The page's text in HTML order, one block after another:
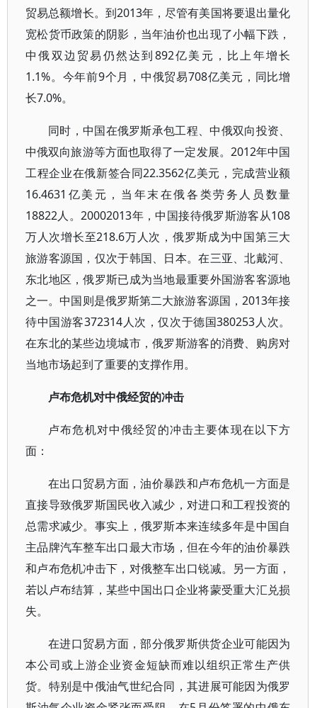
贸易总额增长。到2013年，尽管有美国将要退出量化
宽松货币政策的阴影，当年油价也出现了小幅下跌，
中俄双边贸易仍然达到892亿美元，比上年增长
1.1%。今年前9个月，中俄贸易708亿美元，同比增
长7.0%。
同时，中国在俄罗斯承包工程、中俄双向投资、
中俄双向旅游等方面也取得了一定发展。2012年中国
工程企业在俄新签合同22.3562亿美元，完成营业额
16.4631亿美元，当年末在俄各类劳务人员数量
18822人。20002013年，中国接待俄罗斯游客从108
万人次增长至218.6万人次，俄罗斯成为中国第三大
旅游客源国，仅次于韩国、日本。在三亚、北戴河、
东北地区，俄罗斯已成为当地最重要外国游客客源地
之一。中国则是俄罗斯第二大旅游客源国，2013年接
待中国游客372314人次，仅次于德国380253人次。
在东北的某些边境城市，俄罗斯游客的消费、购房对
当地市场起到了重要的支撑作用。
卢布危机对中俄经贸的冲击
卢布危机对中俄经贸的冲击主要体现在以下方
面：
在出口贸易方面，油价暴跌和卢布危机一方面是
直接导致俄罗斯国民收入减少，对进口和工程投资的
总需求减少。事实上，俄罗斯本来连续多年是中国自
主品牌汽车整车出口最大市场，但在今年的油价暴跌
和卢布危机冲击下，对俄整车出口锐减。另一方面，
若以卢布结算，某些中国出口企业将蒙受重大汇兑损
失。
在进口贸易方面，部分俄罗斯供货企业可能因为
本公司或上游企业资金短缺而难以组织正常生产供
货。特别是中俄油气世纪合同，其进展可能因为俄罗